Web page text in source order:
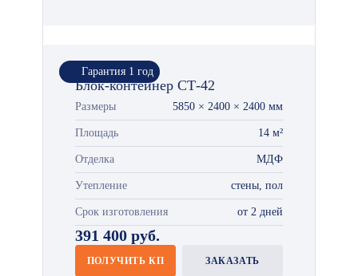
Гарантия 1 год
Блок-контейнер СТ-42
Размеры 5850 × 2400 × 2400 мм
Площадь 14 м²
Отделка МДФ
Утепление стены, пол
Срок изготовления от 2 дней
391 400 руб.
ПОЛУЧИТЬ КП ЗАКАЗАТЬ